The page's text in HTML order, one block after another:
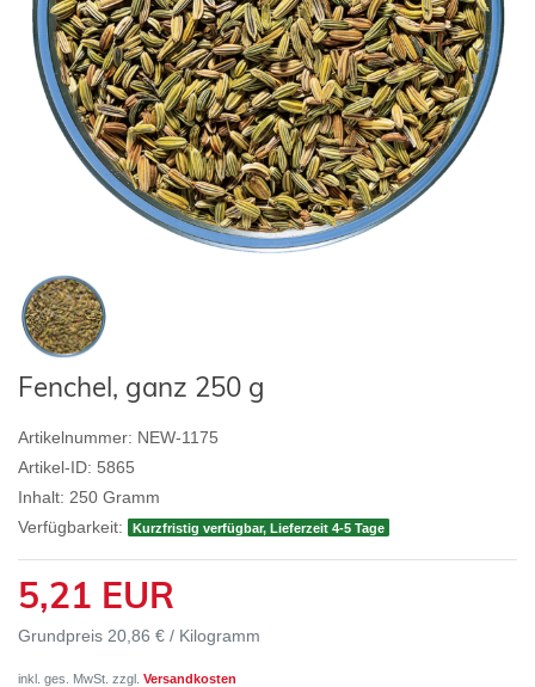
Fenchel, ganz 250 g
Artikelnummer: NEW-1175
Artikel-ID: 5865
Inhalt: 250 Gramm
Verfügbarkeit:
Kurzfristig verfügbar, Lieferzeit 4-5 Tage
5,21 EUR
Grundpreis 20,86 € / Kilogramm
inkl. ges. MwSt. zzgl. Versandkosten